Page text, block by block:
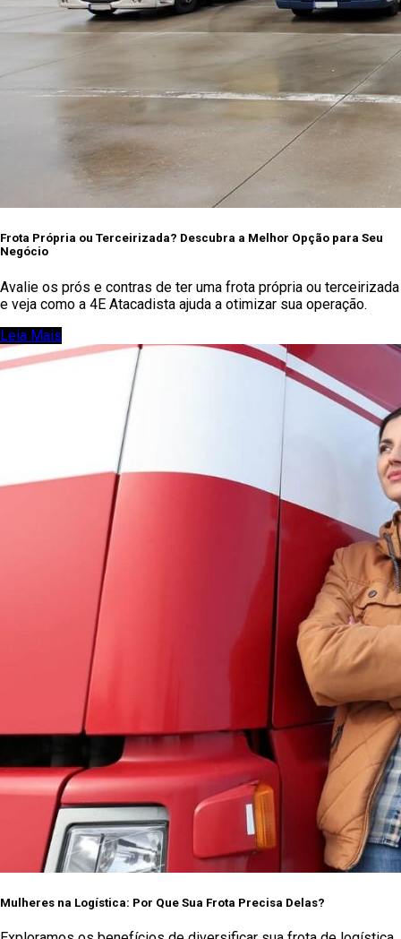
Frota Própria ou Terceirizada? Descubra a Melhor Opção para Seu
Negócio
Avalie os prós e contras de ter uma frota própria ou terceirizada
e veja como a 4E Atacadista ajuda a otimizar sua operação.
Leia Mais
Mulheres na Logística: Por Que Sua Frota Precisa Delas?